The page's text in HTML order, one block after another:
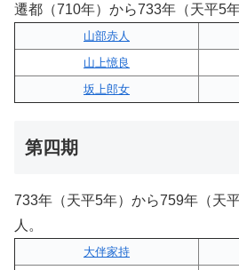
遷都（710年）から733年（天平5
山部赤人
山上憶良
坂上郎女
第四期
733年（天平5年）から759年（天
人。
大伴家持